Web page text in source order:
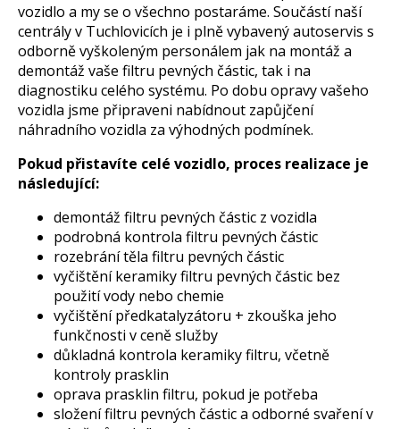
vozidlo a my se o všechno postaráme. Součástí naší
centrály v Tuchlovicích je i plně vybavený autoservis s
odborně vyškoleným personálem jak na montáž a
demontáž vaše filtru pevných částic, tak i na
diagnostiku celého systému. Po dobu opravy vašeho
vozidla jsme připraveni nabídnout zapůjčení
náhradního vozidla za výhodných podmínek.
Pokud přistavíte celé vozidlo, proces realizace je
následující:
demontáž filtru pevných částic z vozidla
podrobná kontrola filtru pevných částic
rozebrání těla filtru pevných částic
vyčištění keramiky filtru pevných částic bez
použití vody nebo chemie
vyčištění předkatalyzátoru + zkouška jeho
funkčnosti v ceně služby
důkladná kontrola keramiky filtru, včetně
kontroly prasklin
oprava prasklin filtru, pokud je potřeba
složení filtru pevných částic a odborné svaření v